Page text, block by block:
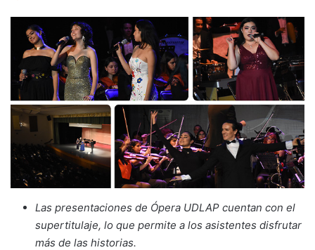
Las presentaciones de Ópera UDLAP cuentan con el
supertitulaje, lo que permite a los asistentes disfrutar
más de las historias.